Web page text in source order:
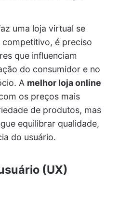
uma loja virtual se
é preciso
que influenciam
do consumidor e no
A melhor loja online
os preços mais
de produtos, mas
equilibrar qualidade,
do usuário.
(UX)